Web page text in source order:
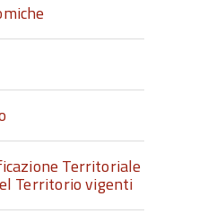
Territoriale
Territorio vigenti